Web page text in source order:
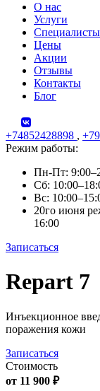
О нас
Услуги
Специалисты
Цены
Акции
Отзывы
Контакты
Блог
+74852428898 ,
Режим работы:
Пн-Пт:
Сб:
Вс:
20го июня
16:00
Записаться
Skip
to
Repart 7
Инъекционное
поражения кожи
Записаться
Стоимость
от 11 900 ₽